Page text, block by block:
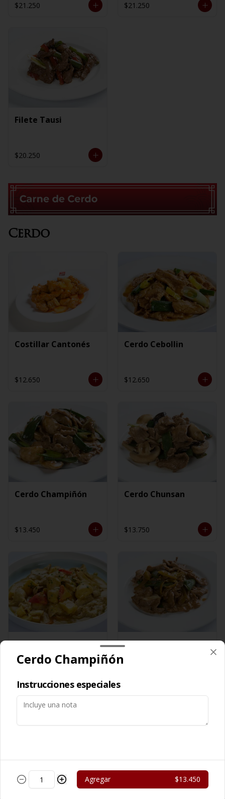
$21.250 $21.250
Filete Tausi
$20.250
Cerdo
Costillar Cantonés
$12.650
Cerdo Cebollin
$12.650
Cerdo Champiñón
$13.450
Cerdo Chunsan
$13.750
Cerdo Curry
$13.450
Cerdo Mongoliano
Cerdo Champiñón
Instrucciones especiales
Agregar $13.450